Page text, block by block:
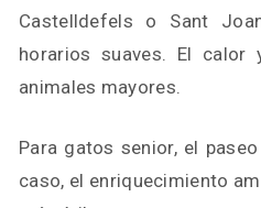
Castelldefels o Sant
horarios suaves. El
animales mayores.
Para gatos senior, el
caso, el enriquecimiento